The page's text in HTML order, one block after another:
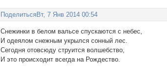
ПоделитьсяВт, 7 Янв 2014 00:54
Снежинки в белом вальсе спускаются с небес,
И одеялом снежным укрылся сонный лес.
Сегодня отовсюду струится волшебство,
И это происходит всегда на Рождество.